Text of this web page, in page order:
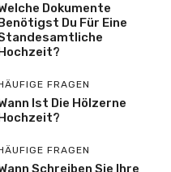
Dokumente
Du Für Eine
FRAGEN
Ist Die Hölzerne
FRAGEN
Schreiben Sie Ihre